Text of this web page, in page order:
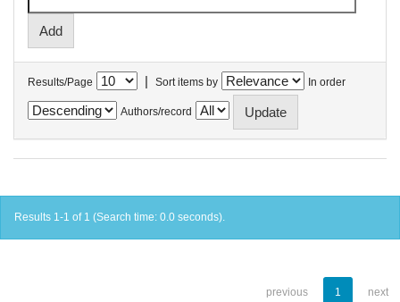
Results/Page | Sort items by In order
Authors/record
Results 1-1 of 1 (Search time: 0.0 seconds).
previous 1 next